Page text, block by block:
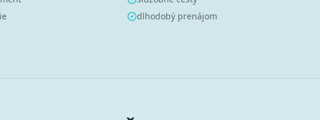
dlhodobý prenájom